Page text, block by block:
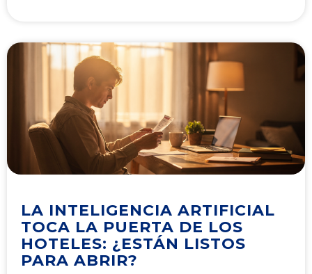
LA INTELIGENCIA ARTIFICIAL
TOCA LA PUERTA DE LOS
HOTELES: ¿ESTÁN LISTOS
PARA ABRIR?